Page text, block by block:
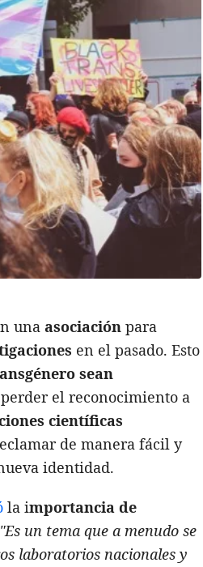
una asociación para
en el pasado. Esto
sean
el reconocimiento a
científicas
de manera fácil y
identidad.
la importancia de
"Es un tema que a menudo se
laboratorios nacionales y